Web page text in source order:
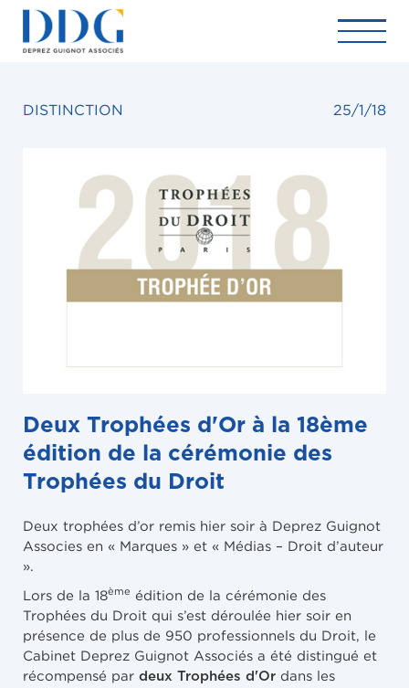
DISTINCTION 25/1/18
Deux Trophées d'Or à la 18ème
édition de la cérémonie des
Trophées du Droit
Deux trophées d’or remis hier soir à Deprez Guignot
Associes en « Marques » et « Médias – Droit d’auteur
».
Lors de la 18ème édition de la cérémonie des
Trophées du Droit qui s’est déroulée hier soir en
présence de plus de 950 professionnels du Droit, le
Cabinet Deprez Guignot Associés a été distingué et
récompensé par deux Trophées d'Or dans les